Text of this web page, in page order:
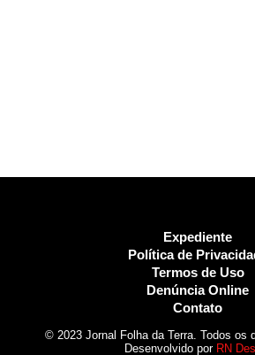
Expediente
Política de
Termos de Uso
Denúncia Online
Contato
© 2023 Jornal Folha da Terra. Todos os
Desenvolvido por RN